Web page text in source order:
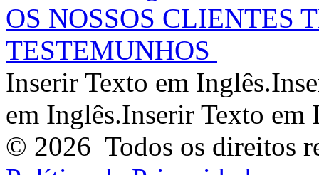
OS NOSSOS CLIENTES
TESTEMUNHOS
Inserir Texto em
em Inglês.Inserir Texto
© 2026 Todos os direitos